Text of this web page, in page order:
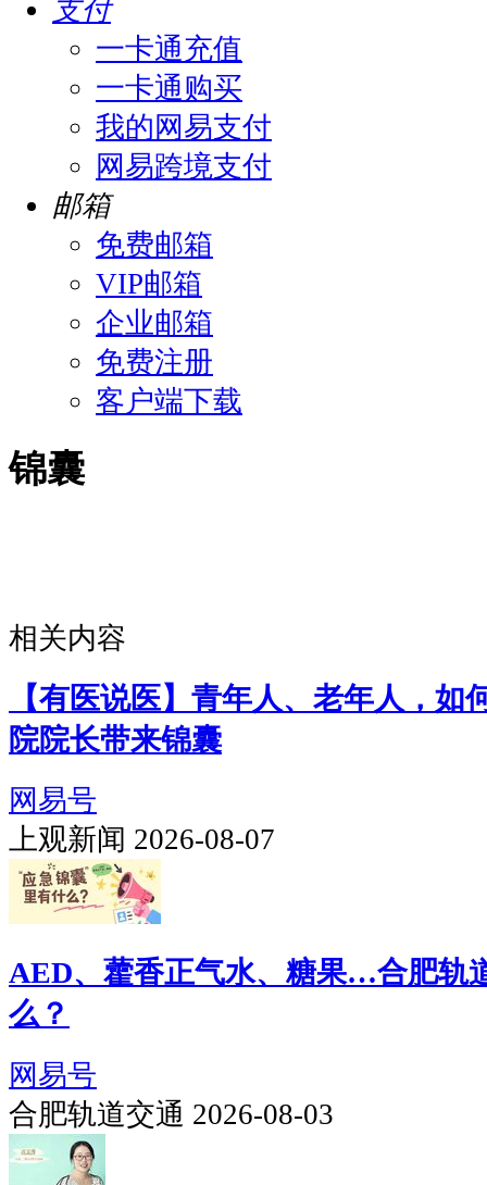
支付
一卡通充值
一卡通购买
我的网易支付
网易跨境支付
邮箱
免费邮箱
VIP邮箱
企业邮箱
免费注册
客户端下载
锦囊
相关内容
【有医说医】青年人、老年人，如
院院长带来锦囊
网易号
上观新闻 2026-08-07
AED、藿香正气水、糖果…合肥轨
么？
网易号
合肥轨道交通 2026-08-03